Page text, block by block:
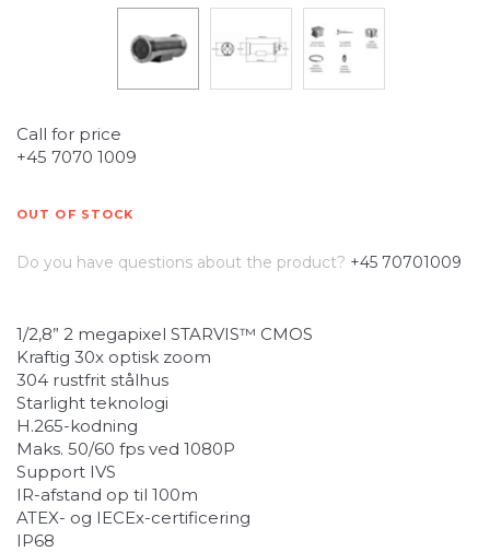
Call for price
+45 7070 1009
OUT OF STOCK
Do you have questions about the product? +45 70701009
1/2,8” 2 megapixel STARVIS™ CMOS
Kraftig 30x optisk zoom
304 rustfrit stålhus
Starlight teknologi
H.265-kodning
Maks. 50/60 fps ved 1080P
Support IVS
IR-afstand op til 100m
ATEX- og IECEx-certificering
IP68